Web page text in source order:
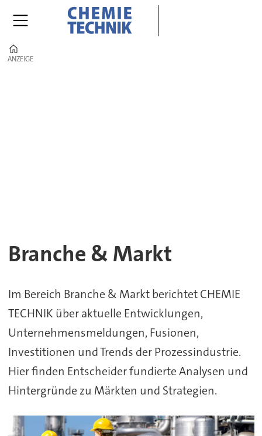
ANZEIGE
CHEMIE
aus
und
für
die
Prozessindustrie
ANZEIGE
Branche & Markt
Im Bereich Branche & Markt berichtet CHEMIE
TECHNIK über aktuelle Entwicklungen,
Unternehmensmeldungen, Fusionen,
Investitionen und Trends der Prozessindustrie.
Hier finden Entscheider fundierte Analysen und
Hintergründe zu Märkten und Strategien.